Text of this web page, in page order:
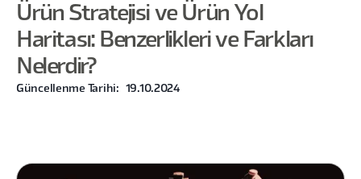
Ürün Stratejisi ve Ürün Yol
Haritası: Benzerlikleri ve Farkları
Nelerdir?
Güncellenme Tarihi: 19.10.2024